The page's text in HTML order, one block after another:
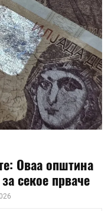
Оваа општина
секое прваче